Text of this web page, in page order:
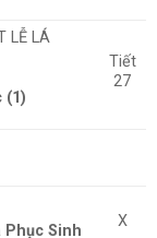
LỄ LÁ
(1)
Tiết
27
Phục Sinh
X